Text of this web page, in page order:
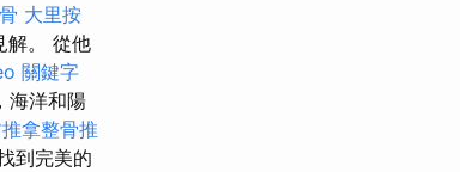
大里按
解。 從他
關鍵字
海洋和陽
拿整骨推
到完美的